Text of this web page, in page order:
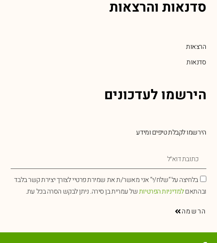
סדנאות והרצאות
הרצאות
סדנאות
הירשמו לעדכונים
הירשמו לקבלת טיפים ומידע
בלחיצה על “שלח/י” אני מאשר/ת את שמירת פרטיי לצורך יצירת קשר בלבד
ובהתאםלמדיניות הפרטיותשל עמרית בן סירה. ניתן לבקש הסרה בכל עת.
הרשמה